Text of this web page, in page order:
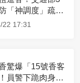
「神調度」疏運
高
22 17:31
驚爆「15號香客
員警下跪肉身擋